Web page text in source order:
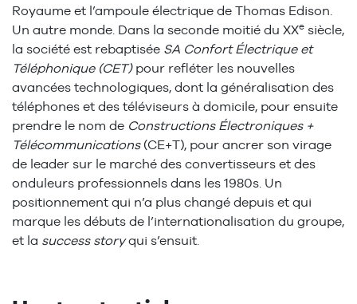
Royaume et l’ampoule électrique de Thomas Edison.
Un autre monde. Dans la seconde moitié du XXe siècle,
la société est rebaptisée SA Confort Électrique et
Téléphonique (CET)pour refléter les nouvelles
avancées technologiques, dont la généralisation des
téléphones et des téléviseurs à domicile, pour ensuite
prendre le nom de Constructions Électroniques +
Télécommunications (CE+T), pour ancrer son virage
de leader sur le marché des convertisseurs et des
onduleurs professionnels dans les 1980s. Un
positionnement qui n’a plus changé depuis et qui
marque les débuts de l’internationalisation du groupe,
et la success storyqui s’ensuit.